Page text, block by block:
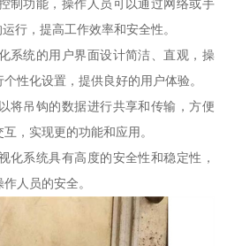
制功能，操作人员可以通过网络或手
行，提高工作效率和安全性。
系统的用户界面设计简洁、直观，操
性化设置，提供良好的用户体验。
将吊钩的数据进行共享和传输，方便
，实现更的功能和应用。
化系统具有高度的安全性和稳定性，
人员的安全。